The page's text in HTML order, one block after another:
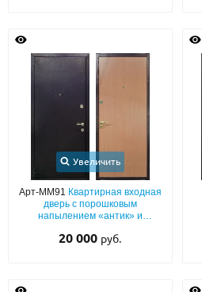
Увеличить
Арт-ММ91 Квартирная входная
дверь с порошковым
напылением «антик» и
20 000 руб.